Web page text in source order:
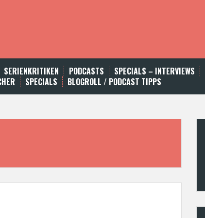
SERIENKRITIKEN PODCASTS SPECIALS – INTERVIEWS
SPECIALS BLOGROLL / PODCAST TIPPS